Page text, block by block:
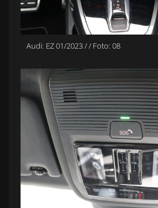
Audi: EZ 01/2023 / / Foto: 08